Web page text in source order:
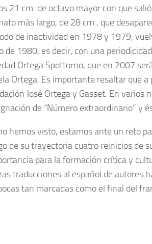
21 cm. de octavo mayor con que
más largo, de 28 cm., que
de inactividad en 1978 y 1979,
de 1980, es decir, con una
Ortega Spottorno, que en 2007
Ortega. Es importante resaltar que
José Ortega y Gasset. En
de “Número extraordinario” y
hemos visto, estamos ante un reto
de su trayectoria cuatro reinicios de
para la formación crítica y
traducciones al español de autores
tan marcadas como el final del